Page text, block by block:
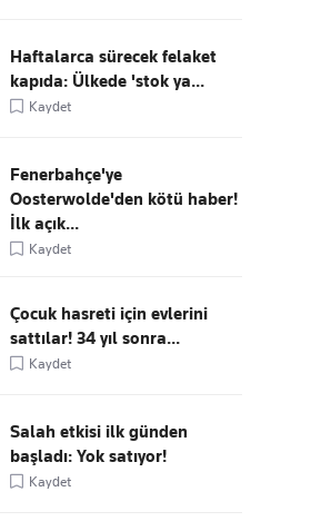
Haftalarca sürecek felaket
kapıda: Ülkede 'stok ya...
Kaydet
Fenerbahçe'ye
Oosterwolde'den kötü haber!
İlk açık...
Kaydet
Çocuk hasreti için evlerini
sattılar! 34 yıl sonra...
Kaydet
Salah etkisi ilk günden
başladı: Yok satıyor!
Kaydet